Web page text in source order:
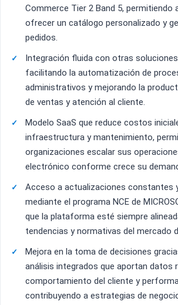
Commerce Tier 2 Band 5, permitiendo
ofrecer un catálogo personalizado y
pedidos.
Integración fluida con otras soluciones
facilitando la automatización de
administrativos y mejorando la
de ventas y atención al cliente.
Modelo SaaS que reduce costos
infraestructura y mantenimiento,
organizaciones escalar sus
electrónico conforme crece su
Acceso a actualizaciones constantes
mediante el programa NCE de
que la plataforma esté siempre
tendencias y normativas del mercado
Mejora en la toma de decisiones
análisis integrados que aportan datos
comportamiento del cliente y
contribuyendo a estrategias de